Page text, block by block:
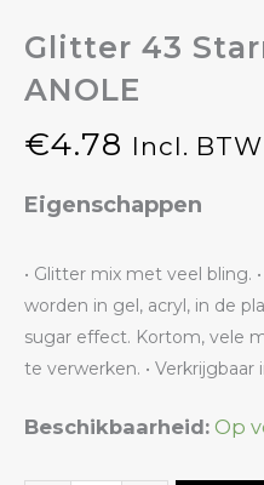
Glitter 43
ANOLE
€4.78 Incl. BTW
Eigenschappen
• Glitter mix met veel bling.
worden in gel, acryl, in de
sugar effect. Kortom, vele
te verwerken. • Verkrijgbaar
Beschikbaarheid: Op
Glitter